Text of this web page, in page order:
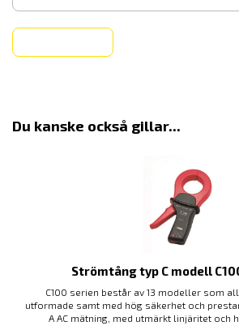
Du kanske också gillar...
Strömtång typ C modell
C100 serien består av 13 modeller som
utformade samt med hög säkerhet och
A AC mätning, med utmärkt linjäritet och